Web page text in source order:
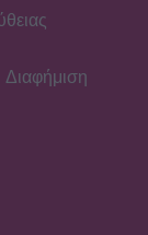
Διαφήμιση